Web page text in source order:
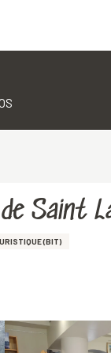
Saint
(BIT)